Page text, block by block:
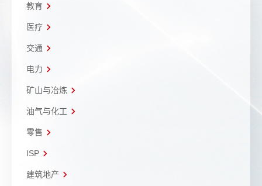
教育
医疗
交通
电力
矿山与冶炼
油气与化工
零售
ISP
建筑地产